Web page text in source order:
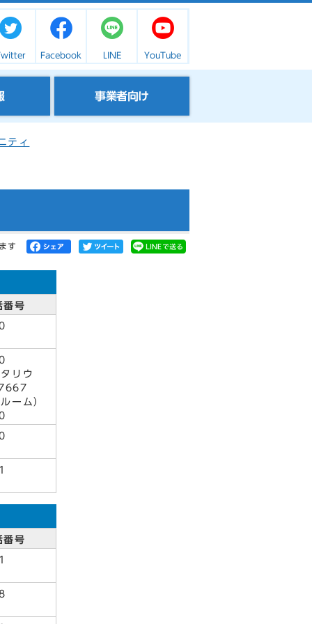
Facebook LINE YouTube
事業者向け
ティ
す
番号
タリウ
ーム）
番号